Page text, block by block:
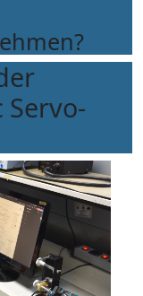
Servo-